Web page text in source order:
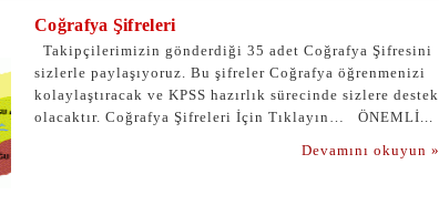
Coğrafya Şifreleri
Takipçilerimizin gönderdiği 35 adet Coğrafya Şifresini
sizlerle paylaşıyoruz. Bu şifreler Coğrafya öğrenmenizi
kolaylaştıracak ve KPSS hazırlık sürecinde sizlere destek
olacaktır. Coğrafya Şifreleri İçin Tıklayın… ÖNEMLİ...
Devamını okuyun »